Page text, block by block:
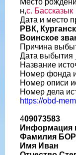
Место
н,с. Бассказык
Дата и место
РВК,
Воинское
Причина
Дата выбытия
Название
Номер фонда
Номер описи
Номер дела
https://obd-
409073583
Информация
Фамилия
Имя Иван